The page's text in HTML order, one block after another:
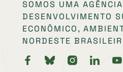
SOMOS UMA
DESENVOLVIMENTO
ECONÔMICO,
NORDESTE